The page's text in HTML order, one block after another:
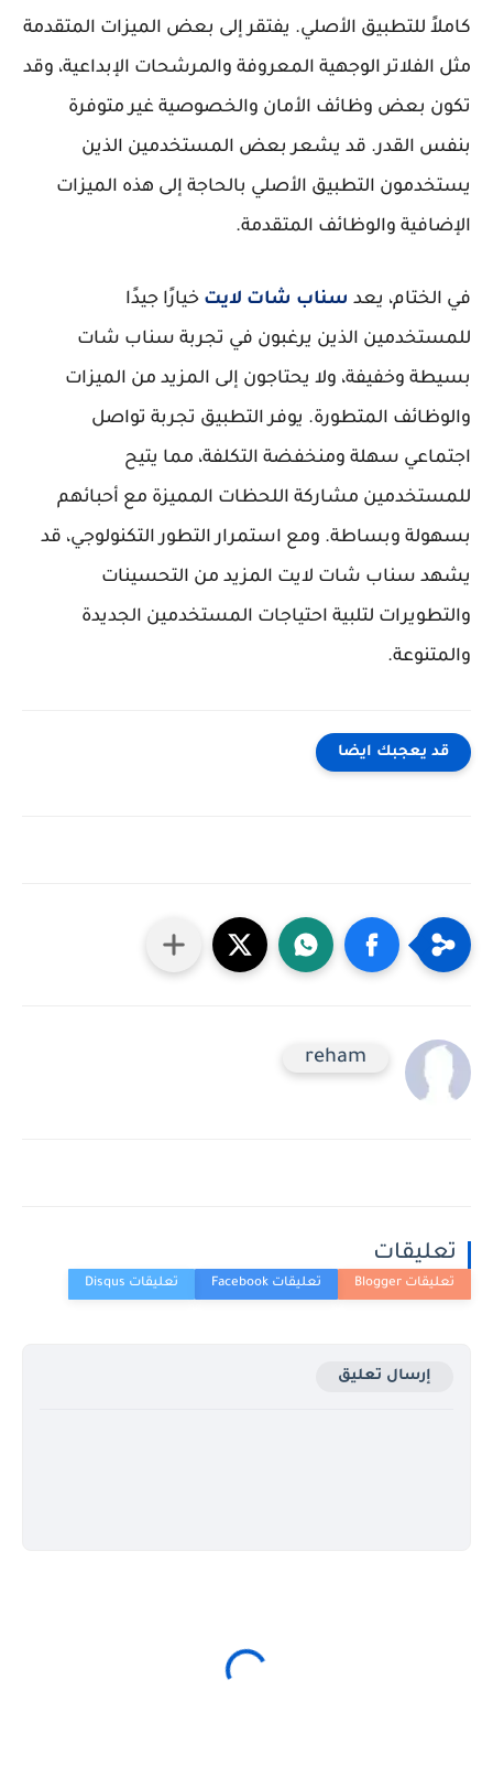
كاملاً للتطبيق الأصلي. يفتقر إلى بعض الميزات المتقدمة
مثل الفلاتر الوجهية المعروفة والمرشحات الإبداعية، وقد
تكون بعض وظائف الأمان والخصوصية غير متوفرة
بنفس القدر. قد يشعر بعض المستخدمين الذين
يستخدمون التطبيق الأصلي بالحاجة إلى هذه الميزات
الإضافية والوظائف المتقدمة.
في الختام، يعد سناب شات لايت خيارًا جيدًا
للمستخدمين الذين يرغبون في تجربة سناب شات
بسيطة وخفيفة، ولا يحتاجون إلى المزيد من الميزات
والوظائف المتطورة. يوفر التطبيق تجربة تواصل
اجتماعي سهلة ومنخفضة التكلفة، مما يتيح
للمستخدمين مشاركة اللحظات المميزة مع أحبائهم
بسهولة وبساطة. ومع استمرار التطور التكنولوجي، قد
يشهد سناب شات لايت المزيد من التحسينات
والتطويرات لتلبية احتياجات المستخدمين الجديدة
والمتنوعة.
قد يعجبك ايضا
reham
تعليقات
إرسال تعليق